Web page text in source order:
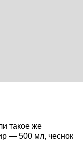
такое же
— 500 мл, чеснок